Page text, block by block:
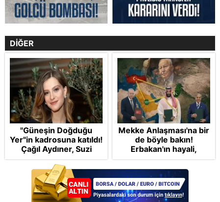
DİĞER
"Güneşin Doğduğu
Yer"in kadrosuna katıldı!
Çağıl Aydıner, Suzi
karakteriyle geliyor
Mekke Anlaşması'na bir
de böyle bakın!
Erbakan'ın hayali,
Cumhur'un vizyonu:
İslam NATO'suna
Başkan Erdoğan mührü